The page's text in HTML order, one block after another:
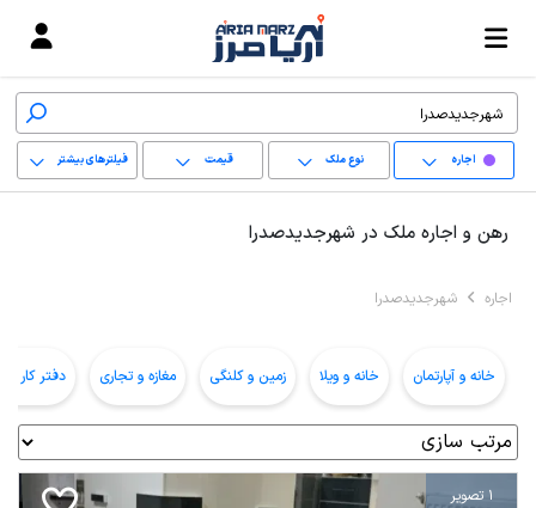
اجاره نوع ملک قیمت فیلترهای بیشتر
رهن و اجاره ملک در شهرجدیدصدرا
اجاره شهرجدیدصدرا
خانه و آپارتمان خانه و ویلا زمین و کلنگی مغازه و تجاری دفتر کار و
1 تصویر